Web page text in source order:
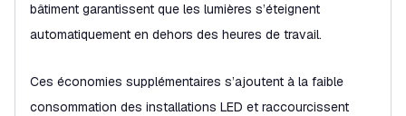
bâtiment garantissent que les lumières s’éteignent
automatiquement en dehors des heures de travail.
Ces économies supplémentaires s’ajoutent à la faible
consommation des installations LED et raccourcissent